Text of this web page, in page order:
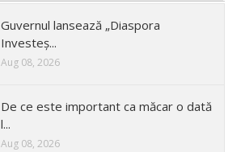
Guvernul lansează „Diaspora
Investeș...
Aug 08, 2026
De ce este important ca măcar o dată
l...
Aug 08, 2026